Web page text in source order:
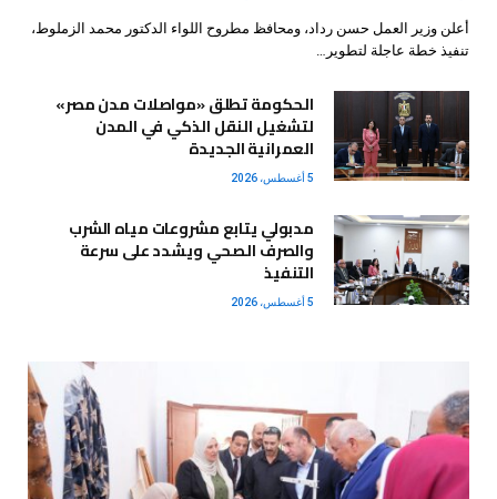
أعلن وزير العمل حسن رداد، ومحافظ مطروح اللواء الدكتور محمد الزملوط،
تنفيذ خطة عاجلة لتطوير…
الحكومة تطلق «مواصلات مدن مصر»
لتشغيل النقل الذكي في المدن
العمرانية الجديدة
5 أغسطس، 2026
مدبولي يتابع مشروعات مياه الشرب
والصرف الصحي ويشدد على سرعة
التنفيذ
5 أغسطس، 2026